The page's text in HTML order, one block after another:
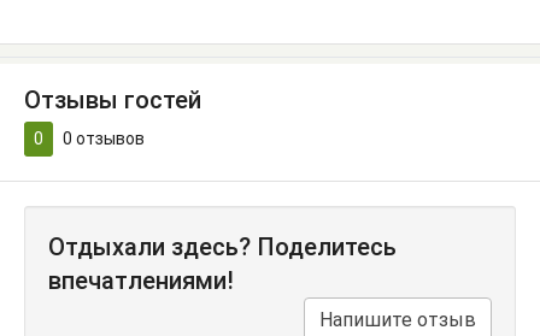
Отзывы гостей
0 0 отзывов
Отдыхали здесь? Поделитесь
впечатлениями!
Напишите отзыв